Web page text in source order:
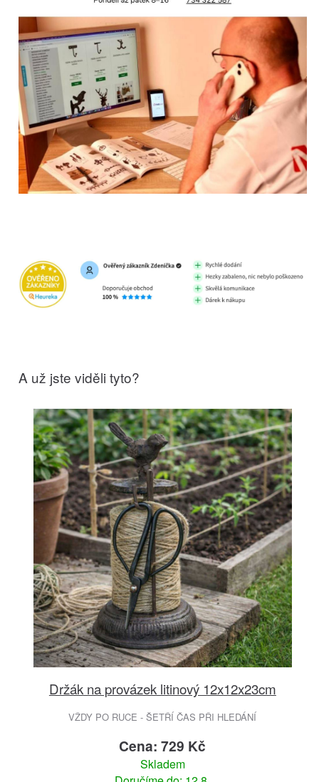
A už jste viděli tyto?
Držák na provázek litinový 12x12x23cm
VŽDY PO RUCE - ŠETŘÍ ČAS PŘI HLEDÁNÍ
Cena: 729 Kč
Skladem